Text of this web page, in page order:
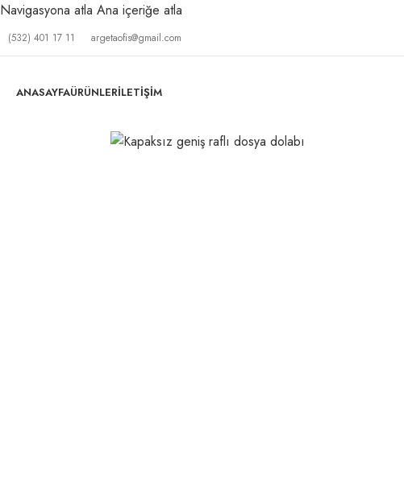
Navigasyona atla Ana içeriğe atla
(532) 401 17 11 argetaofis@gmail.com
ANASAYFAÜRÜNLERİLETIŞIM